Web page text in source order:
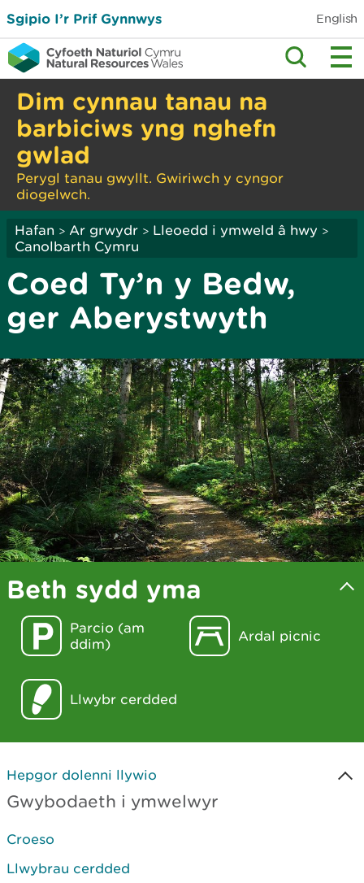
Sgipio I’r Prif Gynnwys English
Dim cynnau tanau na
barbiciws yng nghefn
gwlad
Perygl tanau gwyllt. Gwiriwch y cyngor
diogelwch.
Hafan > Ar grwydr > Lleoedd i ymweld â hwy >
Canolbarth Cymru
Coed Ty’n y Bedw,
ger Aberystwyth
Beth sydd yma
Parcio (am
ddim)
Ardal picnic
Llwybr cerdded
Hepgor dolenni llywio
Gwybodaeth i ymwelwyr
Croeso
Llwybrau cerdded